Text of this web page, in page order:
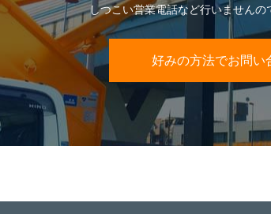
しつこい営業電話など行いませんの
好みの方法でお問い